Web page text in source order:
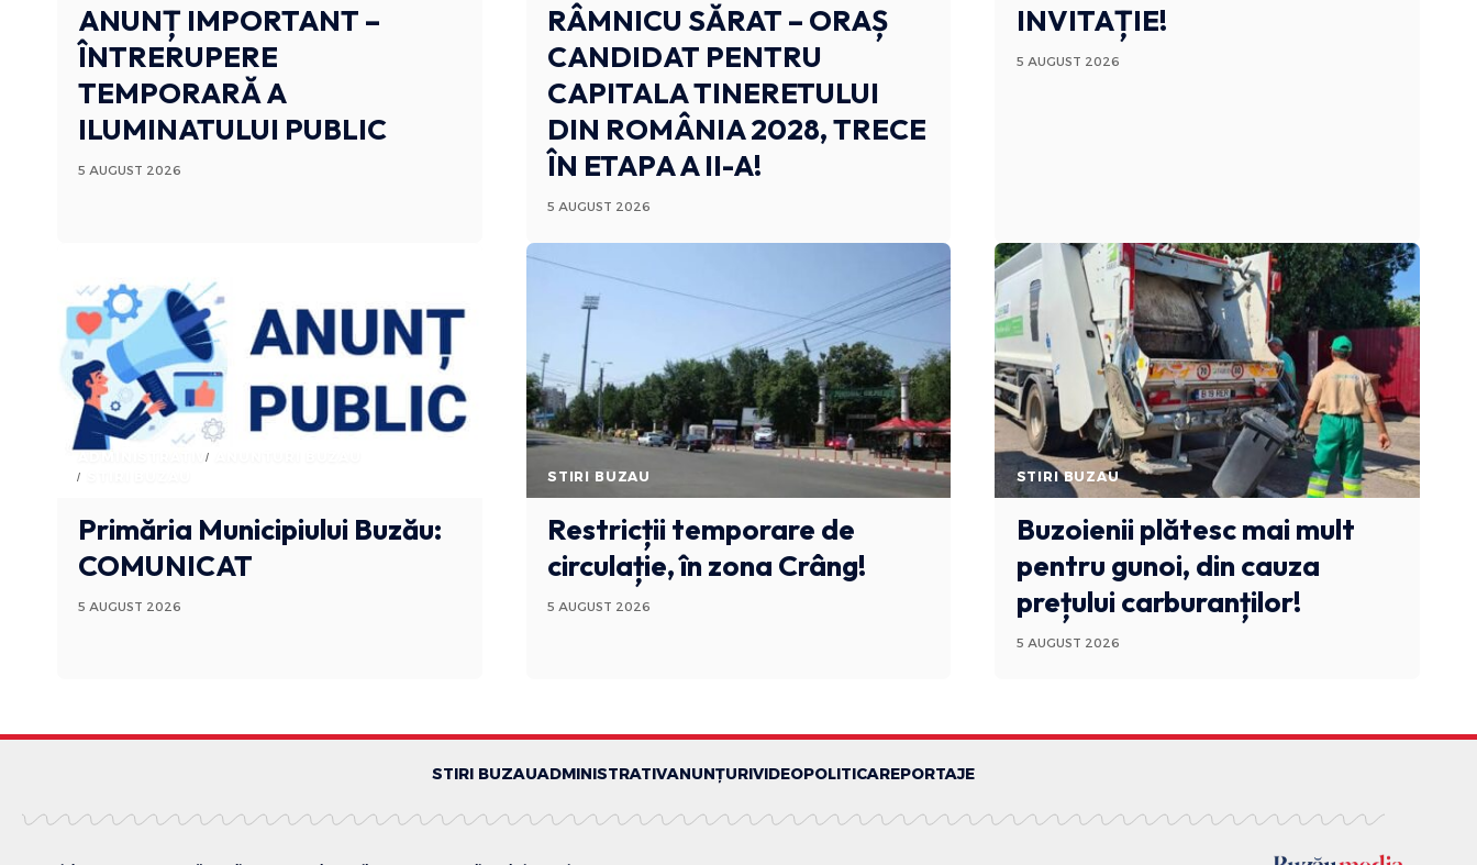
ANUNȚ IMPORTANT –
ÎNTRERUPERE
TEMPORARĂ A
ILUMINATULUI PUBLIC
5 AUGUST 2026
RÂMNICU SĂRAT – ORAȘ
CANDIDAT PENTRU
CAPITALA TINERETULUI
DIN ROMÂNIA 2028, TRECE
ÎN ETAPA A II-A!
5 AUGUST 2026
INVITAȚIE!
5 AUGUST 2026
ADMINISTRATIV
Primăria Municipiului Buzău:
COMUNICAT
5 AUGUST 2026
STIRI BUZAU
Restricții temporare de
circulație, în zona Crâng!
5 AUGUST 2026
STIRI BUZAU
Buzoienii plătesc mai mult
pentru gunoi, din cauza
prețului carburanților!
5 AUGUST 2026
STIRI BUZAUADMINISTRATIVANUNȚURIVIDEOPOLITICAREPORTAJE